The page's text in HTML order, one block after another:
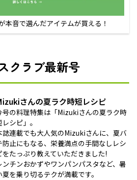
本音で選んだアイテムが買える！
クラブ最新号
さんの夏ラク時短レシピ
号の料理特集は「Mizukiさんの夏ラク時
レシピ」。
誌連載でも大人気のMizukiさんに、夏バ
防止にもなる、栄養満点の手間なしレシ
をたっぷり教えていただきました!
ンチンおかずやワンパンパスタなど、暑
夏を乗り切るテクが満載です。